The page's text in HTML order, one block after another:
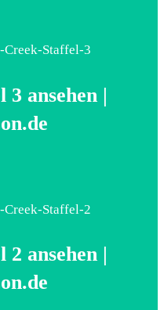
Creek-Staffel-3
3 ansehen |
Creek-Staffel-2
2 ansehen |